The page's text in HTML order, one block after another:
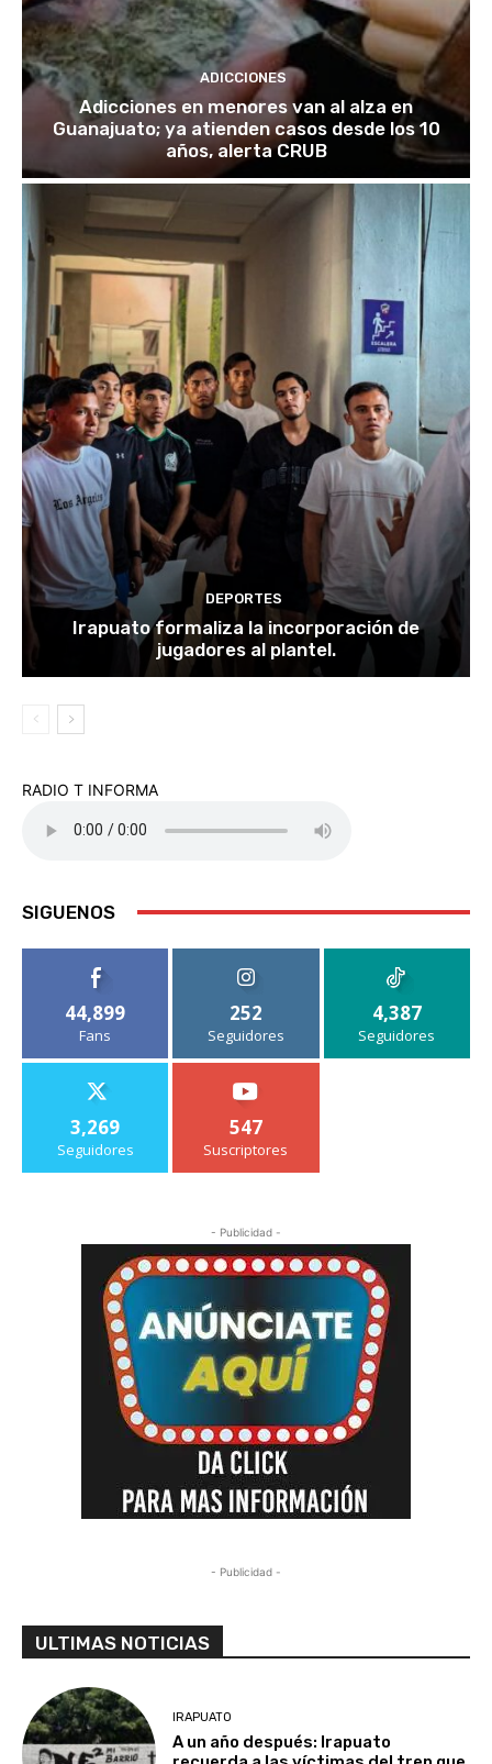
ADICCIONES
Adicciones en menores van al alza en
Guanajuato; ya atienden casos desde los 10
años, alerta CRUB
DEPORTES
Irapuato formaliza la incorporación de
jugadores al plantel.
RADIO T INFORMA
SIGUENOS
44,899
Fans
252
Seguidores
4,387
Seguidores
3,269
Seguidores
547
Suscriptores
- Publicidad -
- Publicidad -
ULTIMAS NOTICIAS
IRAPUATO
A un año después: Irapuato